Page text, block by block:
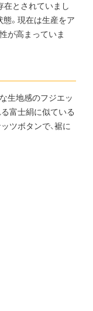
在とされていまし
態。現在は生産をア
が高まっていま
生地感のフジエッ
富士絹に似ている
ツボタンで、裾に